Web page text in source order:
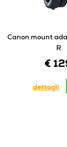
Canon mount
R
€
dettagli